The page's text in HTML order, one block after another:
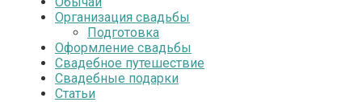
Организация свадьбы
Подготовка
Оформление свадьбы
Свадебное путешествие
Свадебные подарки
Статьи